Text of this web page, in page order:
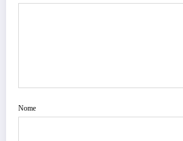
Nome